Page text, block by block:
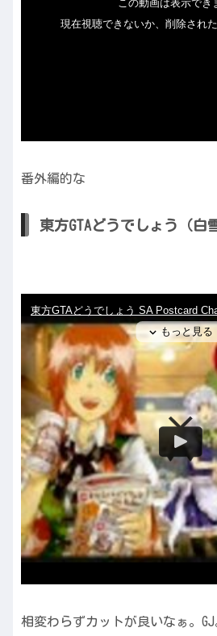
番外編的な
東方GTAどうでしょう（白
相変わらずカットが良いなぁ。GJ